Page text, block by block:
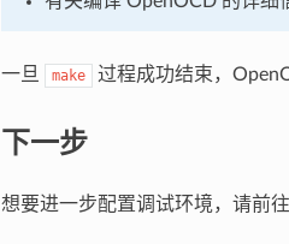
一旦 make 过程成功结束，
下一步
想要进一步配置调试环境，请前往